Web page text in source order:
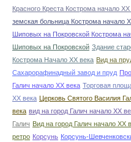
Красного Креста Кострома начало ХХ
земская больница Кострома начало
Шиповых на Покровской Кострома
Шиповых на Покровской Здание
Кострома Начало ХХ века Вид на
Сахарорафинадный завод и пруд
Галич начало ХХ века Торговая
ХХ века Церковь Святого Василия
века вид на город Галич начало ХХ
Галич Вид на город Галич начало ХХ
ретро Корсунь Корсунь-